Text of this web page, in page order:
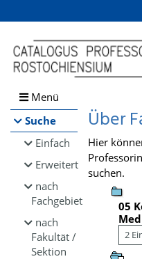
Browsen
direkt zum Inhalt
Menü
Suche
Einfach
Erweitert
nach
Fachgebiet
nach
Fakultät /
Sektion
Über
Hier
suchen.
05
2